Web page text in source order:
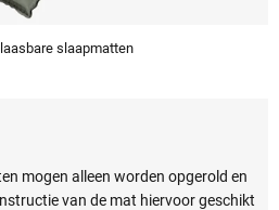
slaapmatten
mogen alleen worden opgerold en
van de mat hiervoor geschikt